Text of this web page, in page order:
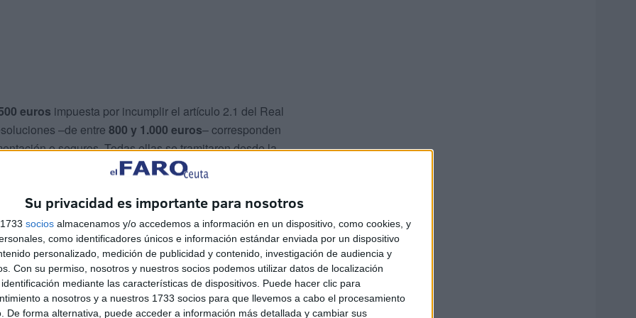
Su privacidad es importante para nosotros
socios almacenamos y/o accedemos a información en un dispositivo, como cookies, y
como identificadores únicos e información estándar enviada por un dispositivo
personalizado, medición de publicidad y contenido, investigación de audiencia y
Con su permiso, nosotros y nuestros socios podemos utilizar datos de localización
mediante las características de dispositivos. Puede hacer clic para
a nosotros y a nuestros 1733 socios para que llevemos a cabo el procesamiento
De forma alternativa, puede acceder a información más detallada y cambiar sus
euros impuesta por incumplir el artículo 2.1 del Real
–de entre 800 y 1.000 euros– corresponden
o seguros. Todas ellas se tramitaron desde la
Ceuta
son, además deCeuta, Balaguer, Castellón de la